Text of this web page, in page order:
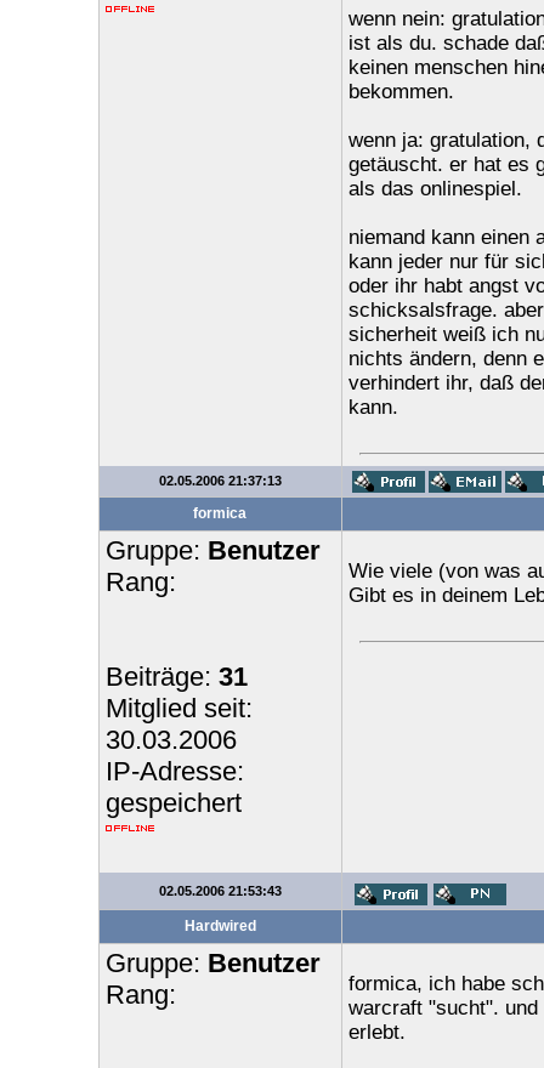
wenn nein:
ist als du. schade
keinen menschen
bekommen.
wenn ja: gratulation,
getäuscht. er hat es
als das onlinespiel.
niemand kann einen
kann jeder nur für
oder ihr habt angst
schicksalsfrage.
sicherheit weiß ich
nichts ändern, denn
verhindert ihr, daß
kann.
02.05.2006 21:37:13
formica
Gruppe: Benutzer
Rang:
Beiträge: 31
Mitglied seit:
30.03.2006
IP-Adresse:
gespeichert
Wie viele (von was
Gibt es in deinem
02.05.2006 21:53:43
Hardwired
Gruppe: Benutzer
Rang:
formica, ich habe
warcraft "sucht".
erlebt.